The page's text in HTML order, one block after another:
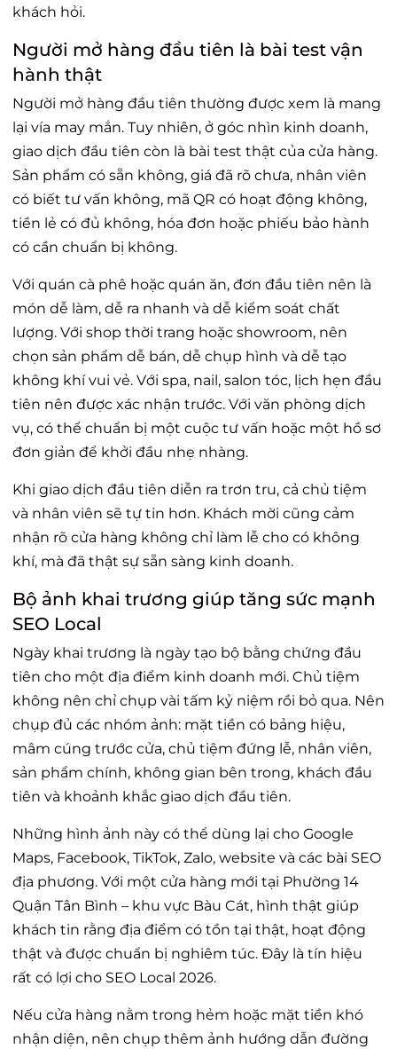
khách hỏi.
Người mở hàng đầu tiên là bài test vận
hành thật
Người mở hàng đầu tiên thường được xem là mang
lại vía may mắn. Tuy nhiên, ở góc nhìn kinh doanh,
giao dịch đầu tiên còn là bài test thật của cửa hàng.
Sản phẩm có sẵn không, giá đã rõ chưa, nhân viên
có biết tư vấn không, mã QR có hoạt động không,
tiền lẻ có đủ không, hóa đơn hoặc phiếu bảo hành
có cần chuẩn bị không.
Với quán cà phê hoặc quán ăn, đơn đầu tiên nên là
món dễ làm, dễ ra nhanh và dễ kiểm soát chất
lượng. Với shop thời trang hoặc showroom, nên
chọn sản phẩm dễ bán, dễ chụp hình và dễ tạo
không khí vui vẻ. Với spa, nail, salon tóc, lịch hẹn đầu
tiên nên được xác nhận trước. Với văn phòng dịch
vụ, có thể chuẩn bị một cuộc tư vấn hoặc một hồ sơ
đơn giản để khởi đầu nhẹ nhàng.
Khi giao dịch đầu tiên diễn ra trơn tru, cả chủ tiệm
và nhân viên sẽ tự tin hơn. Khách mời cũng cảm
nhận rõ cửa hàng không chỉ làm lễ cho có không
khí, mà đã thật sự sẵn sàng kinh doanh.
Bộ ảnh khai trương giúp tăng sức mạnh
SEO Local
Ngày khai trương là ngày tạo bộ bằng chứng đầu
tiên cho một địa điểm kinh doanh mới. Chủ tiệm
không nên chỉ chụp vài tấm kỷ niệm rồi bỏ qua. Nên
chụp đủ các nhóm ảnh: mặt tiền có bảng hiệu,
mâm cúng trước cửa, chủ tiệm đứng lễ, nhân viên,
sản phẩm chính, không gian bên trong, khách đầu
tiên và khoảnh khắc giao dịch đầu tiên.
Những hình ảnh này có thể dùng lại cho Google
Maps, Facebook, TikTok, Zalo, website và các bài SEO
địa phương. Với một cửa hàng mới tại Phường 14
Quận Tân Bình – khu vực Bàu Cát, hình thật giúp
khách tin rằng địa điểm có tồn tại thật, hoạt động
thật và được chuẩn bị nghiêm túc. Đây là tín hiệu
rất có lợi cho SEO Local 2026.
Nếu cửa hàng nằm trong hẻm hoặc mặt tiền khó
nhận diện, nên chụp thêm ảnh hướng dẫn đường